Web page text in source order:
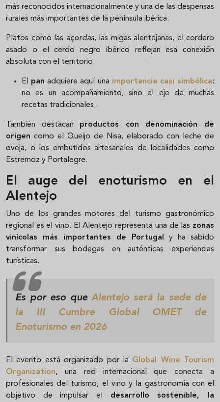
más reconocidos internacionalmente y una de las despensas
rurales más importantes de la península ibérica.
Platos como las açordas, las migas alentejanas, el cordero
asado o el cerdo negro ibérico reflejan esa conexión
absoluta con el territorio.
El pan adquiere aquí una importancia casi simbólica:
no es un acompañamiento, sino el eje de muchas
recetas tradicionales.
También destacan productos con denominación de
origen como el Queijo de Nisa, elaborado con leche de
oveja, o los embutidos artesanales de localidades como
Estremoz y Portalegre.
El auge del enoturismo en el
Alentejo
Uno de los grandes motores del turismo gastronómico
regional es el vino. El Alentejo representa una de las zonas
vinícolas más importantes de Portugal y ha sabido
transformar sus bodegas en auténticas experiencias
turísticas.
Es por eso que Alentejo será la sede de
la III Cumbre Global OMET de
Enoturismo en 2026
El evento está organizado por la Global Wine Tourism
Organization, una red internacional que conecta a
profesionales del turismo, el vino y la gastronomía con el
objetivo de impulsar el desarrollo sostenible, la